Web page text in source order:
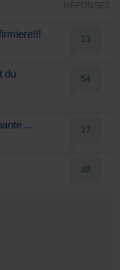
RÉPONSES
13
du
54
...
17
39